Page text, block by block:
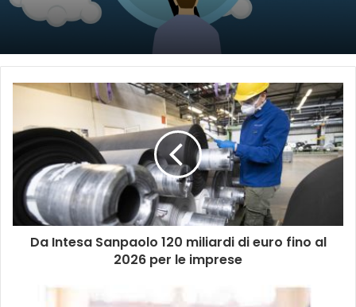
Da Intesa Sanpaolo 120 miliardi di euro fino al
2026 per le imprese